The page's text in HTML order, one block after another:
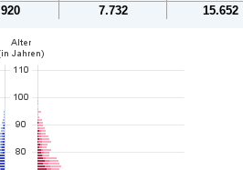
7.732 15.652